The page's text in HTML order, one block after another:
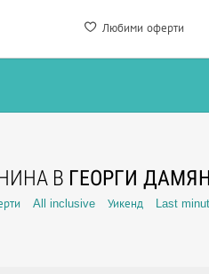
Любими оферти
В ГЕОРГИ
All inclusive Уикенд Last